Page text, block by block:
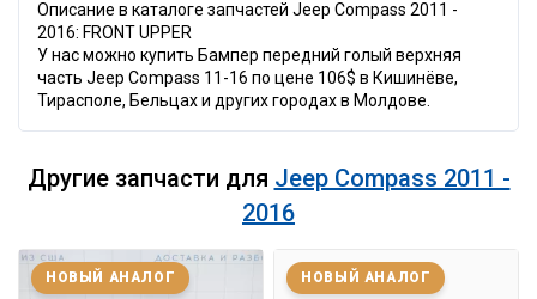
Описание в каталоге запчастей Jeep Compass 2011 -
2016: FRONT UPPER
У нас можно купить Бампер передний голый верхняя
часть Jeep Compass 11-16 по цене 106$ в Кишинёве,
Тирасполе, Бельцах и других городах в Молдове.
Другие запчасти для Jeep Compass 2011 -
2016
НОВЫЙ АНАЛОГ НОВЫЙ АНАЛОГ